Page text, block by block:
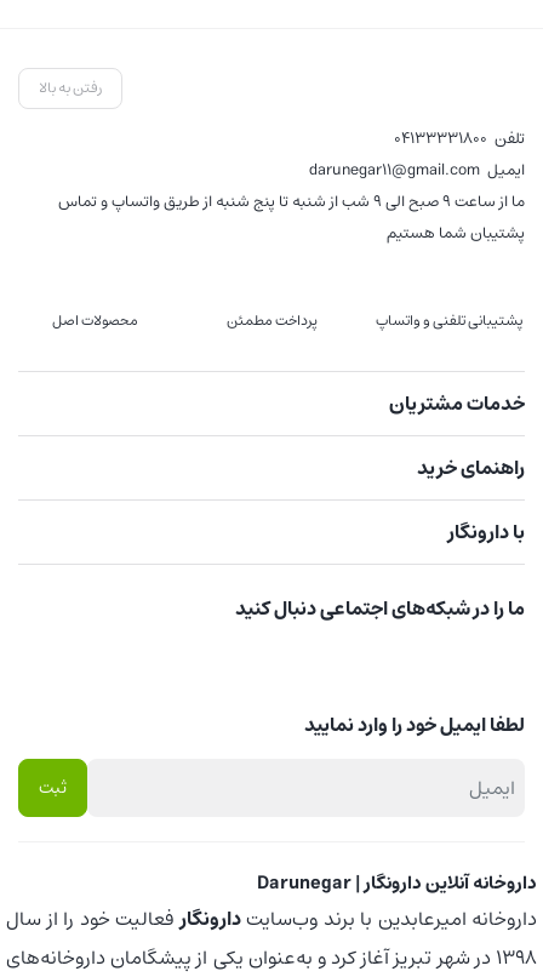
رفتن به بالا
تلفن 04133331800
ایمیل darunegar11@gmail.com
ما از ساعت 9 صبح الی 9 شب از شنبه تا پنج شنبه از طریق واتساپ و تماس
پشتیبان شما هستیم
پشتیبانی تلفنی و واتساپ پرداخت مطمئن محصولات اصل
خدمات مشتریان
راهنمای خرید
با دارونگار
ما را در شبکه‌های اجتماعی دنبال کنید
لطفا ایمیل خود را وارد نمایید
داروخانه آنلاین دارونگار | Darunegar
داروخانه امیرعابدین با برند وب‌سایتدارونگارفعالیت خود را از سال
1398 در شهر تبریز آغاز کرد و به‌عنوان یکی از پیشگامان داروخانه‌های